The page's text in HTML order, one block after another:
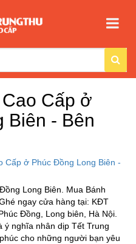
Cấp ở
Biên - Bên
Cấp ở Phúc Đồng Long Biên -
Long Biên. Mua Bánh
ngay cửa hàng tại: KĐT
Đồng, Long biên, Hà Nội.
nghĩa nhân dịp Tết Trung
cho những người bạn yêu